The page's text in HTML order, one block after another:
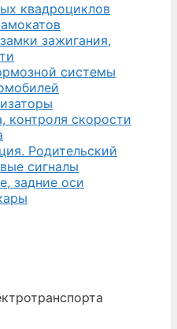
квадроциклов
зажигания,
системы
контроля скорости
Родительский
сигналы
задние оси